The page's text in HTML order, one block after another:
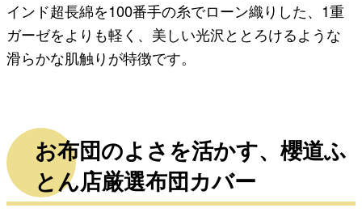
インド超長綿を100番手の糸でローン織りした、1重
ガーゼをよりも軽く、美しい光沢ととろけるような
滑らかな肌触りが特徴です。
お布団のよさを活かす、櫻道ふ
とん店厳選布団カバー